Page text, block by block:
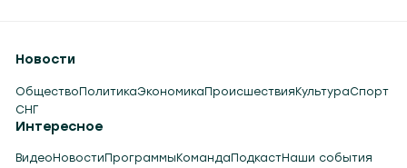
Новости
ОбществоПолитикаЭкономикаПроисшествияКультураСпорт
СНГ
Интересное
ВидеоНовостиПрограммыКомандаПодкастНаши события